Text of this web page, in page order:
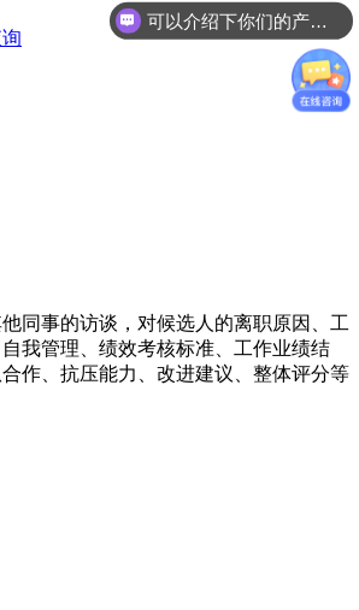
同事的访谈，对候选人的离职原因、工
我管理、绩效考核标准、工作业绩结
作、抗压能力、改进建议、整体评分等
可以介绍下你们的产品么